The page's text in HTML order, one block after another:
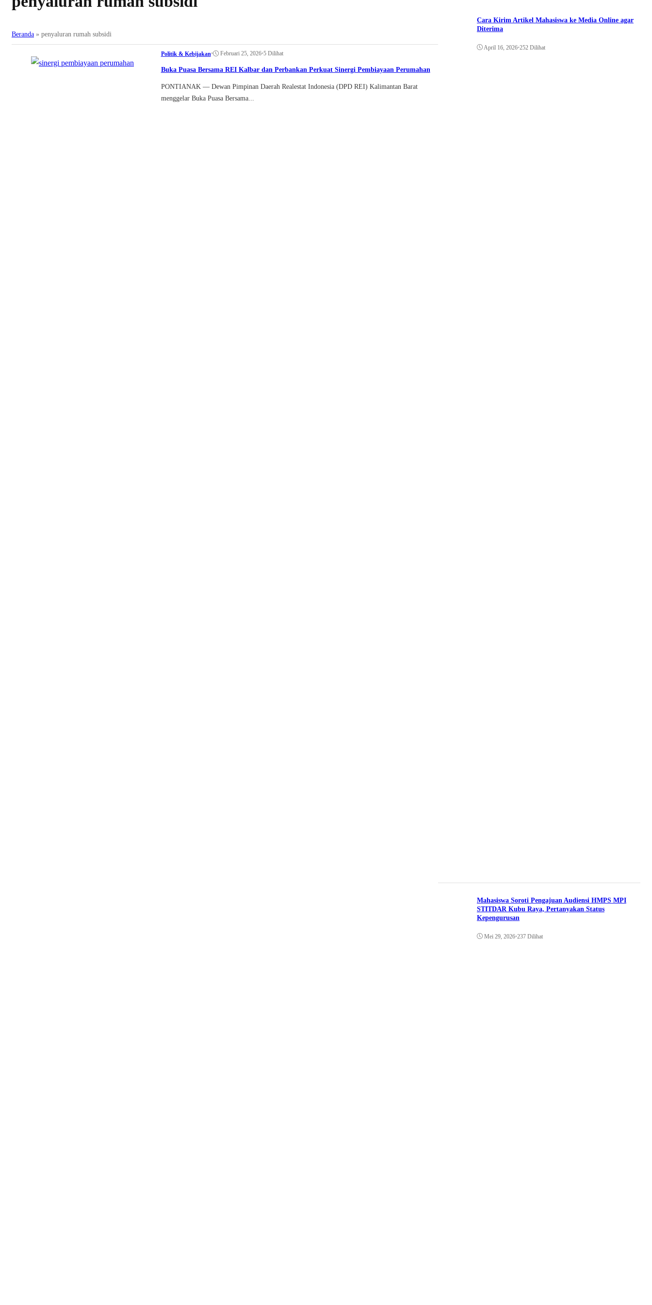
Beranda » penyaluran rumah subsidi
Politik & Kebijakan• Februari 25, 2026•5 Dilihat
Buka Puasa Bersama REI Kalbar dan Perbankan Perkuat Sinergi Pembiayaan Perumahan
PONTIANAK — Dewan Pimpinan Daerah Realestat Indonesia (DPD REI) Kalimantan Barat
menggelar Buka Puasa Bersama...
Cara Kirim Artikel Mahasiswa ke Media Online agar
Diterima
April 16, 2026•252 Dilihat
Mahasiswa Soroti Pengajuan Audiensi HMPS MPI
STITDAR Kubu Raya, Pertanyakan Status
Kepengurusan
Mei 29, 2026•237 Dilihat